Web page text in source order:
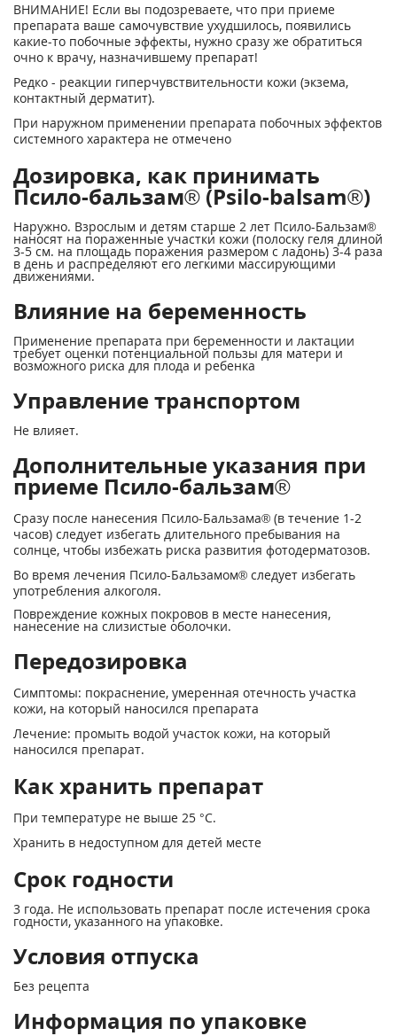
ВНИМАНИЕ! Если вы подозреваете, что при приеме
препарата ваше самочувствие ухудшилось, появились
какие-то побочные эффекты, нужно сразу же обратиться
очно к врачу, назначившему препарат!
Редко - реакции гиперчувствительности кожи (экзема,
контактный дерматит).
При наружном применении препарата побочных эффектов
системного характера не отмечено
Дозировка, как принимать
Псило-бальзам® (Psilo-balsam®)
Наружно. Взрослым и детям старше 2 лет Псило-Бальзам®
наносят на пораженные участки кожи (полоску геля длиной
3-5 см. на площадь поражения размером с ладонь) 3-4 раза
в день и распределяют его легкими массирующими
движениями.
Влияние на беременность
Применение препарата при беременности и лактации
требует оценки потенциальной пользы для матери и
возможного риска для плода и ребенка
Управление транспортом
Не влияет.
Дополнительные указания при
приеме Псило-бальзам®
Сразу после нанесения Псило-Бальзама® (в течение 1-2
часов) следует избегать длительного пребывания на
солнце, чтобы избежать риска развития фотодерматозов.
Во время лечения Псило-Бальзамом® следует избегать
употребления алкоголя.
Повреждение кожных покровов в месте нанесения,
нанесение на слизистые оболочки.
Передозировка
Симптомы: покраснение, умеренная отечность участка
кожи, на который наносился препарата
Лечение: промыть водой участок кожи, на который
наносился препарат.
Как хранить препарат
При температуре не выше 25 °С.
Хранить в недоступном для детей месте
Срок годности
3 года. Не использовать препарат после истечения срока
годности, указанного на упаковке.
Условия отпуска
Без рецепта
Информация по упаковке